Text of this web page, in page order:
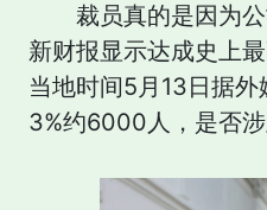
裁员真的是因为
新财报显示达成史上
当地时间5月13日据
3%约6000人，是否涉